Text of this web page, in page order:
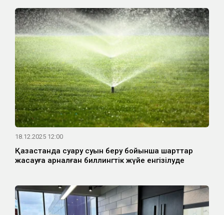
18.12.2025 12:00
Қазақстанда суару суын беру бойынша шарттар
жасауға арналған биллингтік жүйе енгізілуде